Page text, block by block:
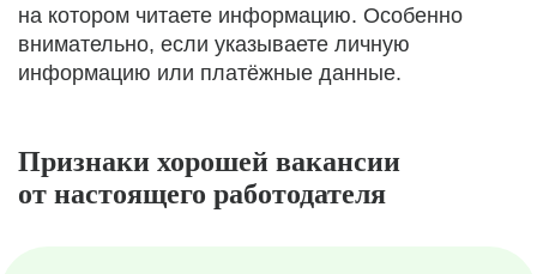
на котором читаете информацию. Особенно
внимательно, если указываете личную
информацию или платёжные данные.
Признаки хорошей вакансии
от настоящего работодателя